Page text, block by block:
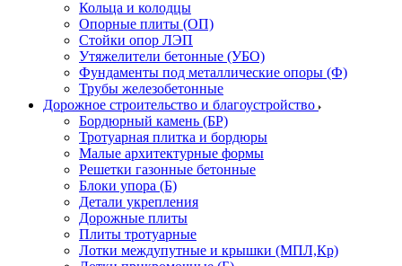
Кольца и колодцы
Опорные плиты (ОП)
Стойки опор ЛЭП
Утяжелители бетонные (УБО)
Фундаменты под металлические опоры (Ф)
Трубы железобетонные
Дорожное строительство и благоустройство
Бордюрный камень (БР)
Тротуарная плитка и бордюры
Малые архитектурные формы
Решетки газонные бетонные
Блоки упора (Б)
Детали укрепления
Дорожные плиты
Плиты тротуарные
Лотки междупутные и крышки (МПЛ,Кр)